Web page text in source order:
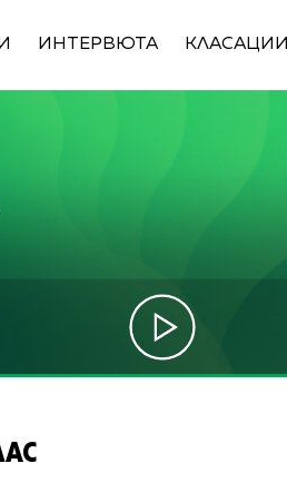
ИНТЕРВЮТА КЛАСАЦИИ